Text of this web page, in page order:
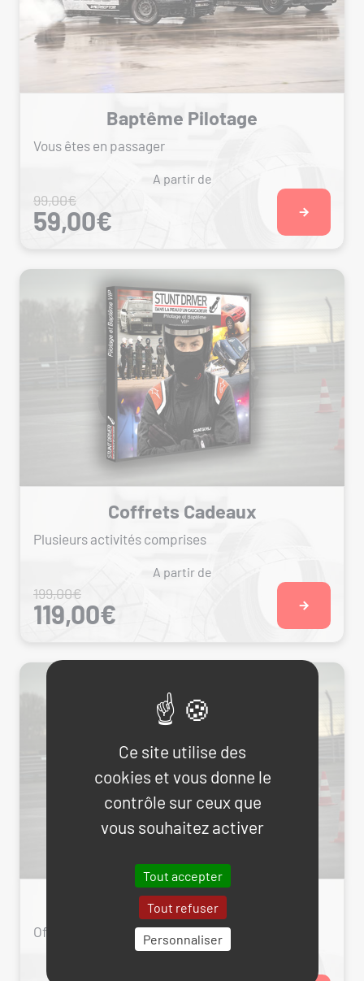
Baptême Pilotage
Vous êtes en passager
A partir de
99,00€
59,00€
Coffrets Cadeaux
Plusieurs activités comprises
A partir de
199,00€
119,00€
Cartes Cadeaux
Offrez une carte cadeau à utiliser sur le site
Ce site utilise des
cookies et vous donne le
contrôle sur ceux que
vous souhaitez activer
Tout accepter
Tout refuser
Personnaliser